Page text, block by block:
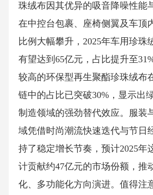
珠绒布因其优异的吸音降噪性能
在中控台包裹、座椅侧翼及车顶
比例大幅攀升，2025年车用珍珠
有望达到65亿元，占比提升至
较高的环保型再生聚酯珍珠绒布
链中的占比已突破30%，显示出
制造领域的强劲替代效应。服装
域凭借时尚潮流快速迭代与节日
持了稳定增长节奏，预计2025年
计贡献约47亿元的市场份额，推
化、多功能化方向演进。值得注